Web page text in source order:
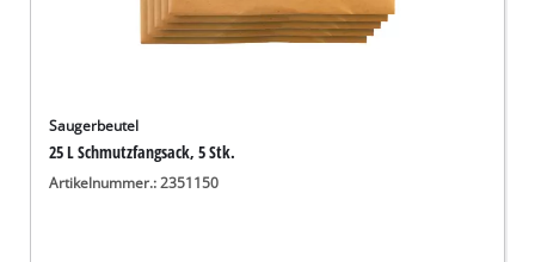
Saugerbeutel
25 L Schmutzfangsack, 5 Stk.
Artikelnummer.: 2351150